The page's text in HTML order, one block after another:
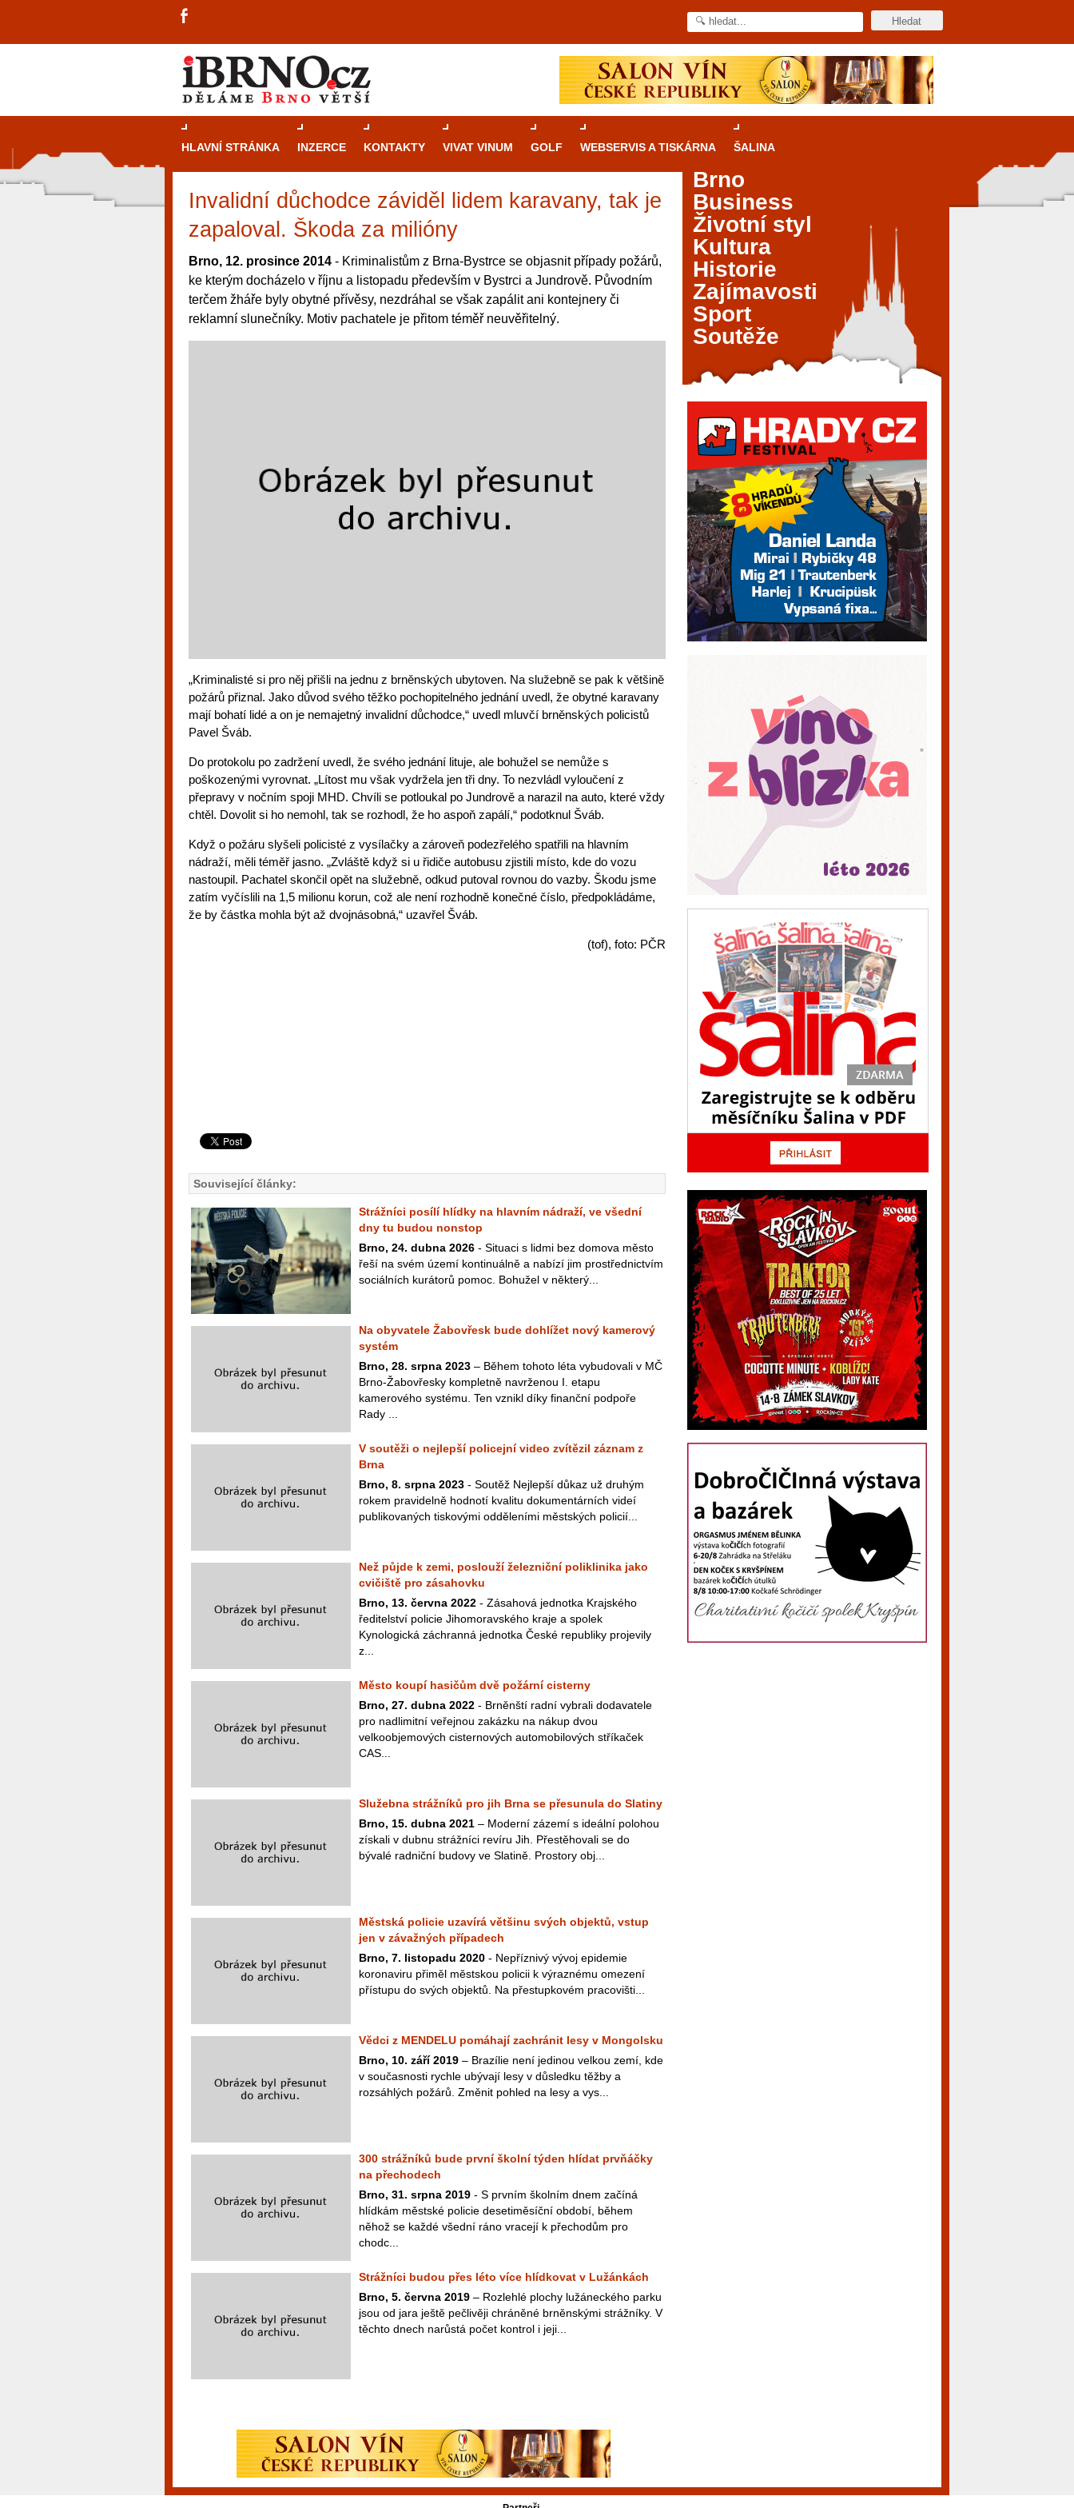
HLAVNÍ STRÁNKA INZERCE KONTAKTY VIVAT VINUM GOLF WEBSERVIS A TISKÁRNA ŠALINA
Invalidní důchodce záviděl lidem karavany, tak je
zapaloval. Škoda za milióny
Brno, 12. prosince 2014 - Kriminalistům z Brna-Bystrce se objasnit případy požárů,
ke kterým docházelo v říjnu a listopadu především v Bystrci a Jundrově. Původním
terčem žháře byly obytné přívěsy, nezdráhal se však zapálit ani kontejnery či
reklamní slunečníky. Motiv pachatele je přitom téměř neuvěřitelný.
„Kriminalisté si pro něj přišli na jednu z brněnských ubytoven. Na služebně se pak k většině
požárů přiznal. Jako důvod svého těžko pochopitelného jednání uvedl, že obytné karavany
mají bohatí lidé a on je nemajetný invalidní důchodce,“ uvedl mluvčí brněnských policistů
Pavel Šváb.
Do protokolu po zadržení uvedl, že svého jednání lituje, ale bohužel se nemůže s
poškozenými vyrovnat. „Lítost mu však vydržela jen tři dny. To nezvládl vyloučení z
přepravy v nočním spoji MHD. Chvíli se potloukal po Jundrově a narazil na auto, které vždy
chtěl. Dovolit si ho nemohl, tak se rozhodl, že ho aspoň zapálí,“ podotknul Šváb.
Když o požáru slyšeli policisté z vysílačky a zároveň podezřelého spatřili na hlavním
nádraží, měli téměř jasno. „Zvláště když si u řidiče autobusu zjistili místo, kde do vozu
nastoupil. Pachatel skončil opět na služebně, odkud putoval rovnou do vazby. Škodu jsme
zatím vyčíslili na 1,5 milionu korun, což ale není rozhodně konečné číslo, předpokládáme,
že by částka mohla být až dvojnásobná,“ uzavřel Šváb.
(tof), foto: PČR
Související články:
Strážníci posílí hlídky na hlavním nádraží, ve všední
dny tu budou nonstop
Brno, 24. dubna 2026 - Situaci s lidmi bez domova město
řeší na svém území kontinuálně a nabízí jim prostřednictvím
sociálních kurátorů pomoc. Bohužel v některý...
Na obyvatele Žabovřesk bude dohlížet nový kamerový
systém
Brno, 28. srpna 2023 – Během tohoto léta vybudovali v MČ
Brno-Žabovřesky kompletně navrženou I. etapu
kamerového systému. Ten vznikl díky finanční podpoře
Rady ...
V soutěži o nejlepší policejní video zvítězil záznam z
Brna
Brno, 8. srpna 2023 - Soutěž Nejlepší důkaz už druhým
rokem pravidelně hodnotí kvalitu dokumentárních videí
publikovaných tiskovými odděleními městských policií...
Než půjde k zemi, poslouží železniční poliklinika jako
cvičiště pro zásahovku
Brno, 13. června 2022 - Zásahová jednotka Krajského
ředitelství policie Jihomoravského kraje a spolek
Kynologická záchranná jednotka České republiky projevily
z...
Město koupí hasičům dvě požární cisterny
Brno, 27. dubna 2022 - Brněnští radní vybrali dodavatele
pro nadlimitní veřejnou zakázku na nákup dvou
velkoobjemových cisternových automobilových stříkaček
CAS...
Služebna strážníků pro jih Brna se přesunula do Slatiny
Brno, 15. dubna 2021 – Moderní zázemí s ideální polohou
získali v dubnu strážníci revíru Jih. Přestěhovali se do
bývalé radniční budovy ve Slatině. Prostory obj...
Městská policie uzavírá většinu svých objektů, vstup
jen v závažných případech
Brno, 7. listopadu 2020 - Nepříznivý vývoj epidemie
koronaviru přiměl městskou policii k výraznému omezení
přístupu do svých objektů. Na přestupkovém pracovišti...
Vědci z MENDELU pomáhají zachránit lesy v Mongolsku
Brno, 10. září 2019 – Brazílie není jedinou velkou zemí, kde
v současnosti rychle ubývají lesy v důsledku těžby a
rozsáhlých požárů. Změnit pohled na lesy a vys...
300 strážníků bude první školní týden hlídat prvňáčky
na přechodech
Brno, 31. srpna 2019 - S prvním školním dnem začíná
hlídkám městské policie desetiměsíční období, během
něhož se každé všední ráno vracejí k přechodům pro
chodc...
Strážníci budou přes léto více hlídkovat v Lužánkách
Brno, 5. června 2019 – Rozlehlé plochy lužáneckého parku
jsou od jara ještě pečlivěji chráněné brněnskými strážníky. V
těchto dnech narůstá počet kontrol i jeji...
Průvodce
kasinovými hrami v Brně: Od
rulety po video automaty
Brno je městem známým pro zajímavé památky, skvělé
restaurace, divadla a univerzity. Mimo jiné je ale také
místem, kde si můžete legálně a bezpečně vyzkoušet
různé kasinové hry. V neustále kvetoucí moravské
metropoli naleznete širokou nabídku her od klasické
Brno
Business
Životní styl
Kultura
Historie
Zajímavosti
Sport
Soutěže